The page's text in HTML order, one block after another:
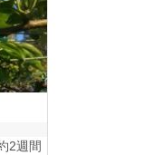
2週間